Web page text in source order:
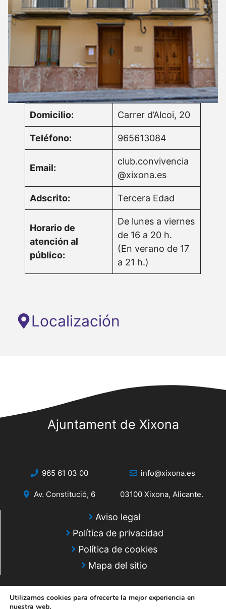
Domicilio: Carrer d’Alcoi, 20
Teléfono: 965613084
Email:
club.convivencia
@xixona.es
Adscrito: Tercera Edad
Horario de
atención al
público:
De lunes a viernes
de 16 a 20 h.
(En verano de 17
a 21 h.)
Localización
Ajuntament de Xixona
965 61 03 00 info@xixona.es
Av. Constitució, 6 03100 Xixona, Alicante.
Aviso legal
Política de privacidad
Política de cookies
Mapa del sitio
Utilizamos cookies para ofrecerte la mejor experiencia en
nuestra web.